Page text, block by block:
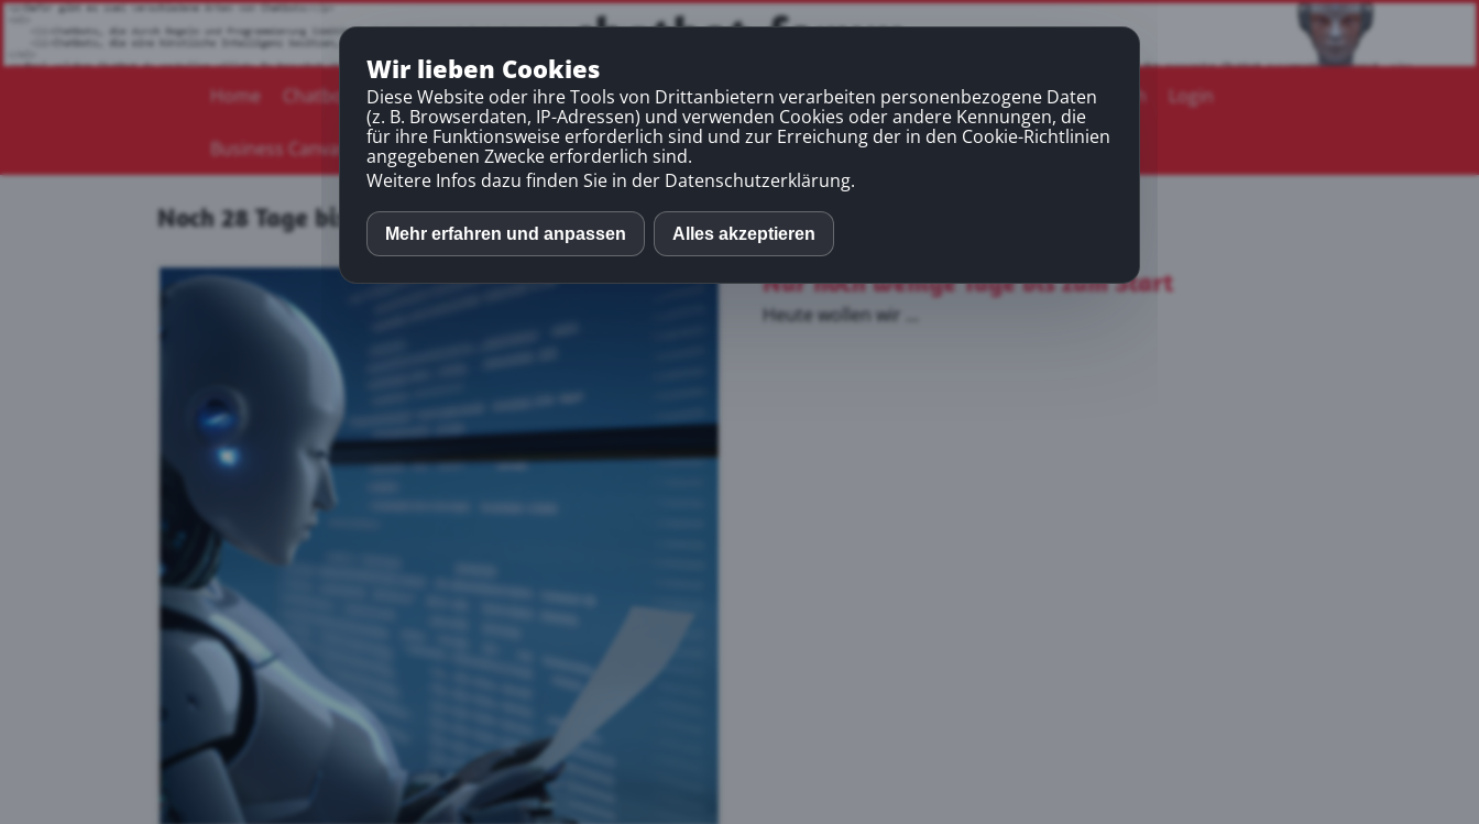
chatbot-forum
Home Chatbot-Beispiele Chatbot-Basiskurs Chatbot-Aufbaukurs EU-Mittel Kontakt Mitgliederbereich Login
Business Canvas Model KI-Interview
Noch 28 Tage bis zum Start
Nur noch wenige Tage bis zum Start
Heute wollen wir ...
Wir lieben Cookies
Diese Website oder ihre Tools von Drittanbietern verarbeiten personenbezogene Daten
(z. B. Browserdaten, IP-Adressen) und verwenden Cookies oder andere Kennungen, die
für ihre Funktionsweise erforderlich sind und zur Erreichung der in den Cookie-Richtlinien
angegebenen Zwecke erforderlich sind.
Weitere Infos dazu finden Sie in der Datenschutzerklärung.
Facebook
Mehr erfahren und anpassen Alles akzeptieren